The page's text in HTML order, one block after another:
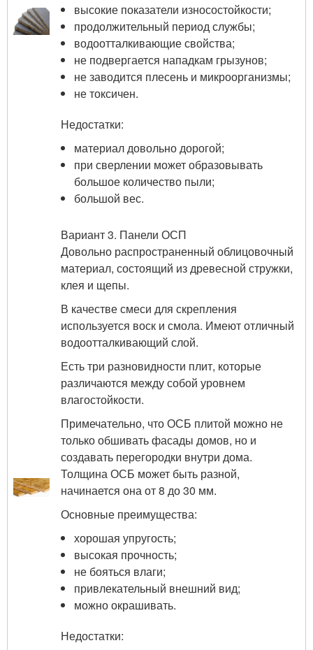
высокие показатели износостойкости;
продолжительный период службы;
водоотталкивающие свойства;
не подвергается нападкам грызунов;
не заводится плесень и микроорганизмы;
не токсичен.
Недостатки:
материал довольно дорогой;
при сверлении может образовывать
большое количество пыли;
большой вес.
Вариант 3. Панели ОСП
Довольно распространенный облицовочный
материал, состоящий из древесной стружки,
клея и щепы.
В качестве смеси для скрепления
используется воск и смола. Имеют отличный
водоотталкивающий слой.
Есть три разновидности плит, которые
различаются между собой уровнем
влагостойкости.
Примечательно, что ОСБ плитой можно не
только обшивать фасады домов, но и
создавать перегородки внутри дома.
Толщина ОСБ может быть разной,
начинается она от 8 до 30 мм.
Основные преимущества:
хорошая упругость;
высокая прочность;
не бояться влаги;
привлекательный внешний вид;
можно окрашивать.
Недостатки: